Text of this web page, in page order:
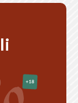
+18